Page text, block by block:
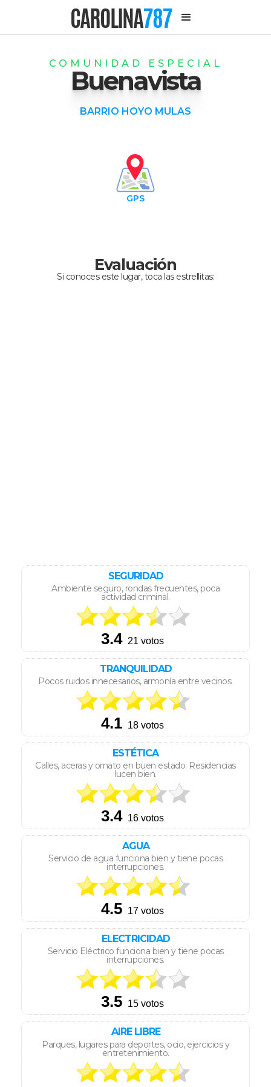
CAROLINA787
COMUNIDAD ESPECIAL
Buenavista
BARRIO HOYO MULAS
GPS
Evaluación
Si conoces este lugar, toca las estrellitas:
SEGURIDAD
Ambiente seguro, rondas frecuentes, poca
actividad criminal.
TRANQUILIDAD
Pocos ruidos innecesarios, armonía entre vecinos.
ESTÉTICA
Calles, aceras y ornato en buen estado. Residencias
lucen bien.
AGUA
Servicio de agua funciona bien y tiene pocas
interrupciones.
ELECTRICIDAD
Servicio Eléctrico funciona bien y tiene pocas
interrupciones.
AIRE LIBRE
Parques, lugares para deportes, ocio, ejercicios y
entretenimiento.